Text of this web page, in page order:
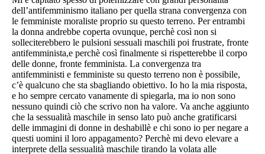
dell’antifemminismo italiano per quella strana convergenza con
le femministe moraliste proprio su questo terreno. Per entrambi
la donna andrebbe coperta ovunque, perchè così non si
solleciterebbero le pulsioni sessuali maschili poi frustrate, fronte
antifemminista,e perchè così finalmente si rispetterebbe il corpo
delle donne, fronte femminista. La convergenza tra
antifemministi e femministe su questo terreno non è possibile,
c’è qualcuno che sta sbagliando obiettivo. Io ho la mia risposta,
e ho sempre cercato vanamente di spiegarla, ma io non sono
nessuno quindi ciò che scrivo non ha valore. Va anche aggiunto
che la sessualità maschile in senso lato può anche gratificarsi
delle immagini di donne in deshabillè e chi sono io per negare a
questi uomini il loro appagamento? Perchè mi devo elevare a
interprete della sessualità maschile tirando la volata alle